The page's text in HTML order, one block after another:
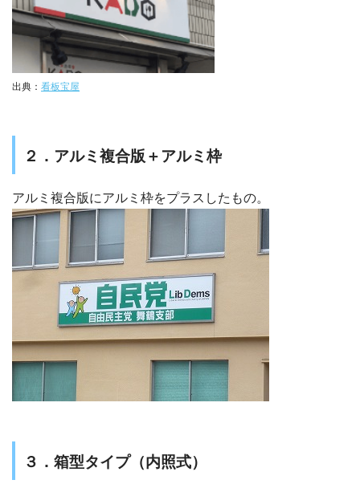
出典： 看板宝屋
２．アルミ複合版＋アルミ枠
アルミ複合版にアルミ枠をプラスしたもの。
３．箱型タイプ（内照式）